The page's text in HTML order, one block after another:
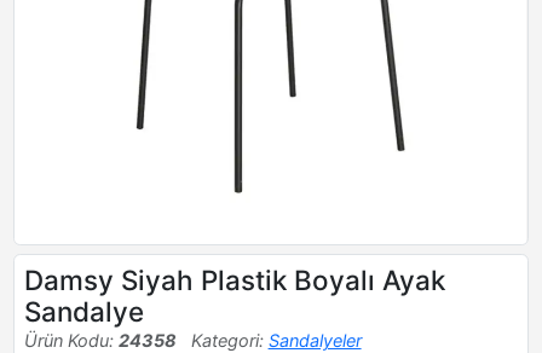
Damsy Siyah Plastik Boyalı Ayak
Sandalye
Ürün Kodu: 24358 Kategori: Sandalyeler